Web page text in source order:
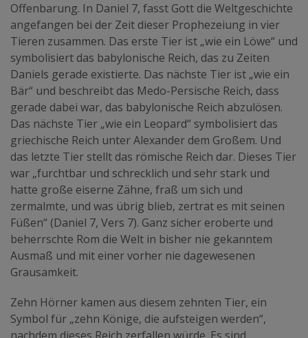
Offenbarung. In Daniel 7, fasst Gott die Weltgeschichte
angefangen bei der Zeit dieser Prophezeiung in vier
Tieren zusammen. Das erste Tier ist „wie ein Löwe“ und
symbolisiert das babylonische Reich, das zu Zeiten
Daniels gerade existierte. Das nächste Tier ist „wie ein
Bär“ und beschreibt das Medo-Persische Reich, dass
gerade dabei war, das babylonische Reich abzulösen.
Das nächste Tier „wie ein Leopard“ symbolisiert das
griechische Reich unter Alexander dem Großem. Und
das letzte Tier stellt das römische Reich dar. Dieses Tier
war „furchtbar und schrecklich und sehr stark und
hatte große eiserne Zähne, fraß um sich und
zermalmte, und was übrig blieb, zertrat es mit seinen
Füßen“ (Daniel 7, Vers 7). Ganz sicher eroberte und
beherrschte Rom die Welt in bisher nie gekanntem
Ausmaß und mit einer vorher nie dagewesenen
Grausamkeit.
Zehn Hörner kamen aus diesem zehnten Tier, ein
Symbol für „zehn Könige, die aufsteigen werden“,